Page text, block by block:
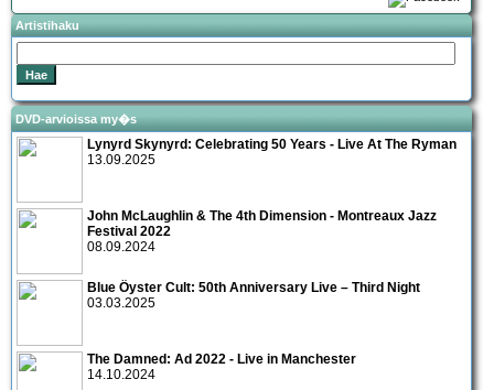
Artistihaku
DVD-arvioissa my�s
Lynyrd Skynyrd: Celebrating 50 Years - Live At The Ryman
13.09.2025
John McLaughlin & The 4th Dimension - Montreaux Jazz
Festival 2022
08.09.2024
Blue Öyster Cult: 50th Anniversary Live – Third Night
03.03.2025
The Damned: Ad 2022 - Live in Manchester
14.10.2024